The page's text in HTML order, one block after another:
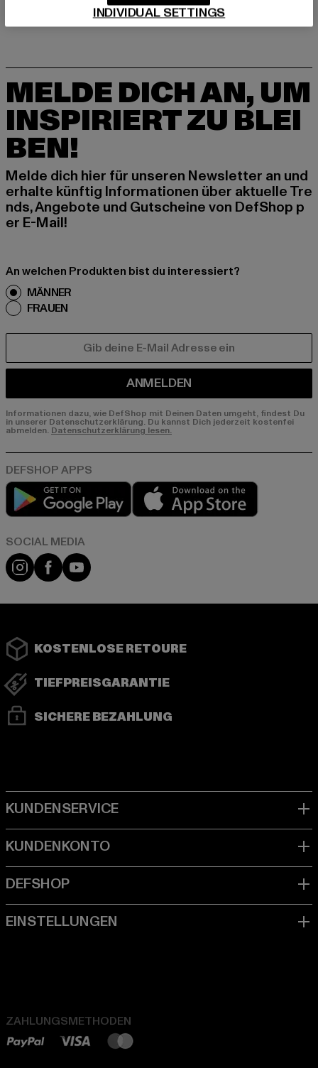
MELDE DICH AN, UM
INSPIRIERT ZU BLEI
BEN!
Melde dich hier für unseren Newsletter an und
erhalte künftig Informationen über aktuelle Tre
nds, Angebote und Gutscheine von DefShop p
er E-Mail!
An welchen Produkten bist du interessiert?
MÄNNER
FRAUEN
ANMELDEN
Informationen dazu, wie DefShop mit Deinen Daten umgeht, findest Du
in unserer Datenschutzerklärung. Du kannst Dich jederzeit kostenfei
abmelden. Datenschutzerklärung lesen.
Play market
Instagram
FacebookYouTube
KOSTENLOSE RETOURE
TIEFPREISGARANTIE
SICHERE BEZAHLUNG
ZAHLUNGSMETHODEN
INDIVIDUAL SETTINGS